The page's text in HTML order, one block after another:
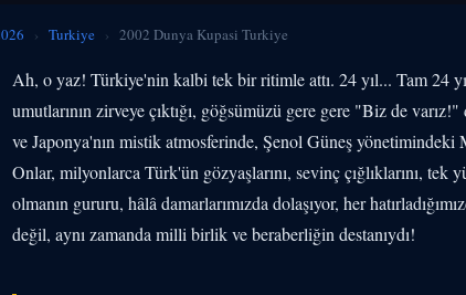
› Turkiye › 2002 Dunya Kupasi Turkiye
Ah, o yaz! Türkiye'nin kalbi tek bir ritimle attı. 24 yıl... Tam 24
umutlarının zirveye çıktığı, göğsümüzü gere gere "Biz de
ve Japonya'nın mistik atmosferinde, Şenol Güneş
Onlar, milyonlarca Türk'ün gözyaşlarını, sevinç çığlıklarını,
olmanın gururu, hâlâ damarlarımızda dolaşıyor, her
değil, aynı zamanda milli birlik ve beraberliğin destanıydı!